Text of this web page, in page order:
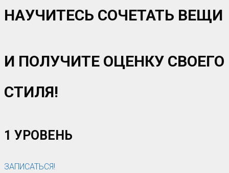
НАУЧИТЕСЬ СОЧЕТАТЬ ВЕЩИ
И ПОЛУЧИТЕ ОЦЕНКУ СВОЕГО
СТИЛЯ!
1 УРОВЕНЬ
ЗАПИСАТЬСЯ!